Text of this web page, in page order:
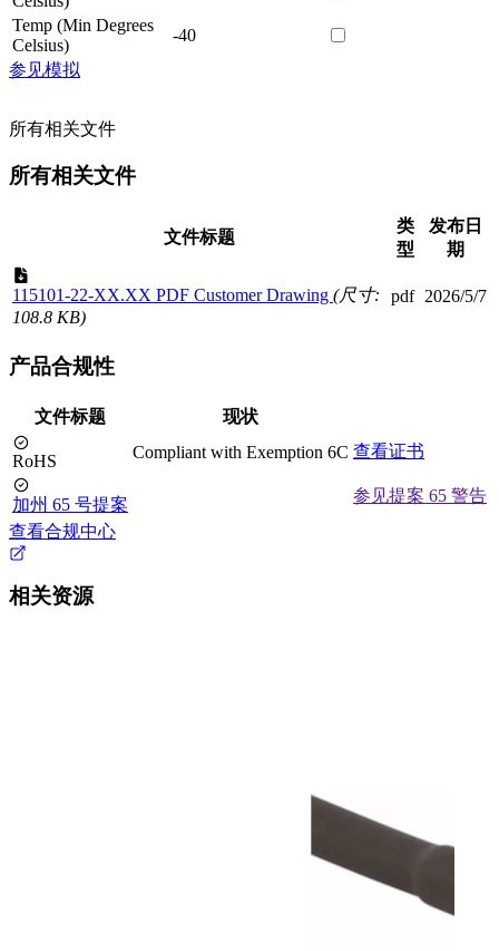
Temp (Min Degrees
Celsius)
-40
参见模拟
所有相关文件
所有相关文件
文件标题
类
型
发布日
期
115101-22-XX.XX PDF Customer Drawing (尺寸:
108.8 KB)
pdf 2026/5/7
产品合规性
文件标题 现状
RoHS Compliant with Exemption 6C 查看证书
加州 65 号提案
参见提案 65 警告
查看合规中心
相关资源